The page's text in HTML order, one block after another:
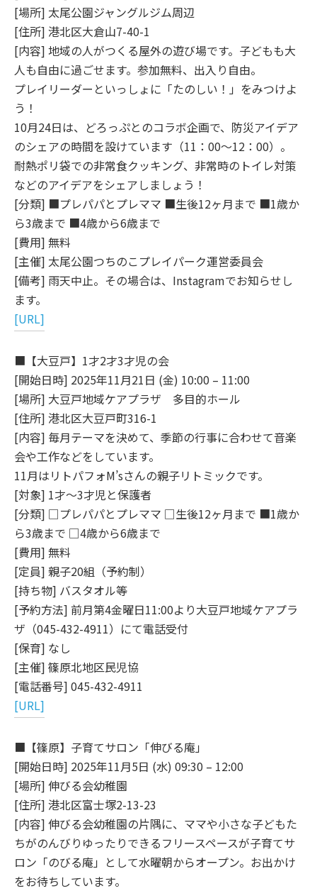
[場所] 太尾公園ジャングルジム周辺
[住所] 港北区大倉山7-40-1
[内容] 地域の人がつくる屋外の遊び場です。子どもも大
人も自由に過ごせます。参加無料、出入り自由。
プレイリーダーといっしょに「たのしい！」をみつけよ
う！
10月24日は、どろっぷとのコラボ企画で、防災アイデア
のシェアの時間を設けています（11：00～12：00）。
耐熱ポリ袋での非常食クッキング、非常時のトイレ対策
などのアイデアをシェアしましょう！
[分類] ■プレパパとプレママ ■生後12ヶ月まで ■1歳か
ら3歳まで ■4歳から6歳まで
[費用] 無料
[主催] 太尾公園つちのこプレイパーク運営委員会
[備考] 雨天中止。その場合は、Instagramでお知らせし
ます。
[URL]
■【大豆戸】1才2才3才児の会
[開始日時] 2025年11月21日 (金) 10:00 – 11:00
[場所] 大豆戸地域ケアプラザ 多目的ホール
[住所] 港北区大豆戸町316-1
[内容] 毎月テーマを決めて、季節の行事に合わせて音楽
会や工作などをしています。
11月はリトパフォM’sさんの親子リトミックです。
[対象] 1才～3才児と保護者
[分類] □プレパパとプレママ □生後12ヶ月まで ■1歳か
ら3歳まで □4歳から6歳まで
[費用] 無料
[定員] 親子20組（予約制）
[持ち物] バスタオル等
[予約方法] 前月第4金曜日11:00より大豆戸地域ケアプラ
ザ（045-432-4911）にて電話受付
[保育] なし
[主催] 篠原北地区民児協
[電話番号] 045-432-4911
[URL]
■【篠原】子育てサロン「伸びる庵」
[開始日時] 2025年11月5日 (水) 09:30 – 12:00
[場所] 伸びる会幼稚園
[住所] 港北区富士塚2-13-23
[内容] 伸びる会幼稚園の片隅に、ママや小さな子どもた
ちがのんびりゆったりできるフリースペースが子育てサ
ロン「のびる庵」として水曜朝からオープン。お出かけ
をお待ちしています。